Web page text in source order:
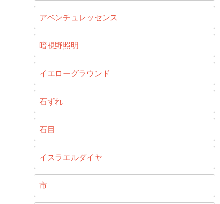
アベンチュレッセンス
暗視野照明
イエローグラウンド
石ずれ
石目
イスラエルダイヤ
市